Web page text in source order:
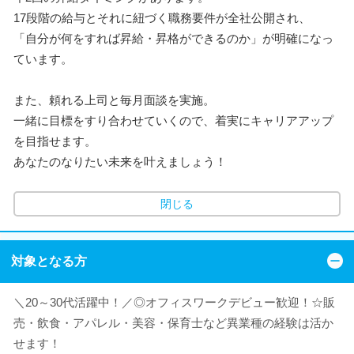
17段階の給与とそれに紐づく職務要件が全社公開され、
「自分が何をすれば昇給・昇格ができるのか」が明確になっ
ています。
また、頼れる上司と毎月面談を実施。
一緒に目標をすり合わせていくので、着実にキャリアアップ
を目指せます。
あなたのなりたい未来を叶えましょう！
閉じる
対象となる方
＼20～30代活躍中！／◎オフィスワークデビュー歓迎！☆販
売・飲食・アパレル・美容・保育士など異業種の経験は活か
せます！